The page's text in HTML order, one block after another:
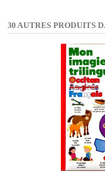
30 AUTRES PRODUITS